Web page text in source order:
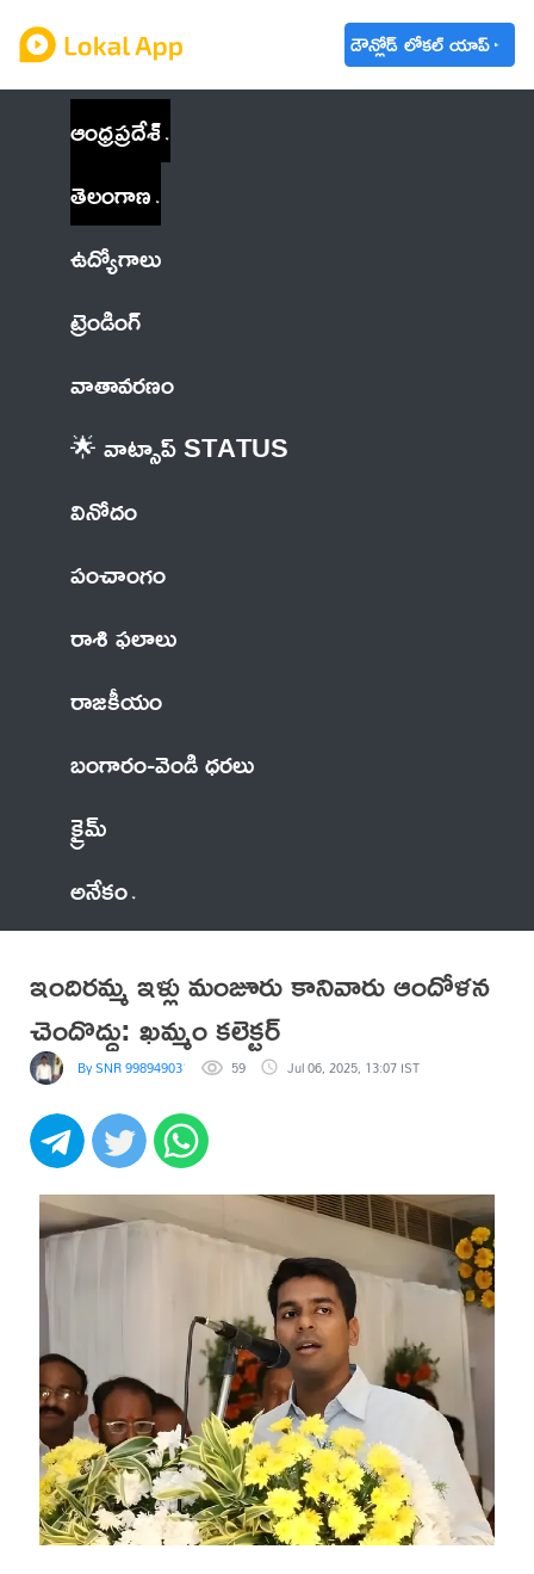
డౌన్లోడ్ లోకల్ యాప్
ఆంధ్రప్రదేశ్
తెలంగాణ
ఉద్యోగాలు
ట్రెండింగ్
వాతావరణం
🌟 వాట్సాప్ STATUS
వినోదం
పంచాంగం
రాశి ఫలాలు
రాజకీయం
బంగారం-వెండి ధరలు
క్రైమ్
అనేకం
ఇందిరమ్మ ఇళ్లు మంజూరు కానివారు ఆందోళన
చెందొద్దు: ఖమ్మం కలెక్టర్
By SNR 9989490310 వైరా 59 Jul 06, 2025, 13:07 IST